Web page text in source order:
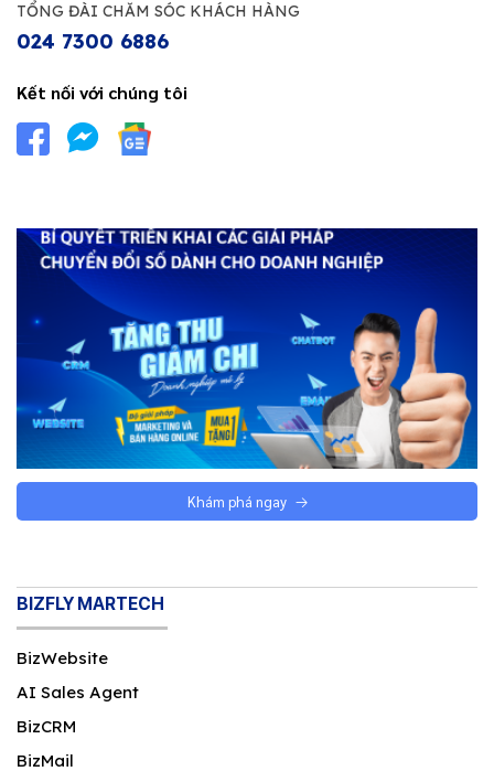
TỔNG ĐÀI CHĂM SÓC KHÁCH HÀNG
024 7300 6886
Kết nối với chúng tôi
Khám phá ngay
BIZFLY MARTECH
BizWebsite
AI Sales Agent
BizCRM
BizMail